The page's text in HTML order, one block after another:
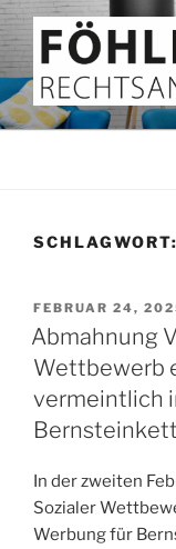
Zum
Inhalt
springen
Rechtsanwälte
SCHLAGWORT:
AM
FEBRUAR 24,
Abmahnung
Wettbewerb
vermeintlich
In der zweiten
Sozialer
Werbung für